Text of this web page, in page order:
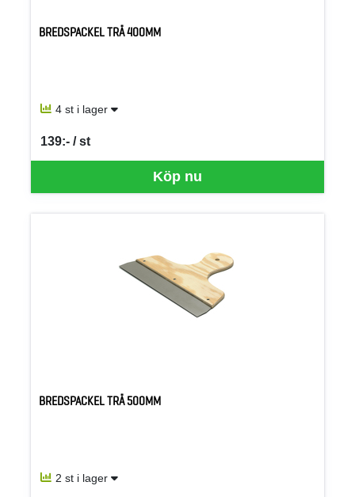
BREDSPACKEL TRÄ 400MM
4 st i lager
Köp nu
139:- / st
SEK per ST
BREDSPACKEL TRÄ 500MM
2 st i lager